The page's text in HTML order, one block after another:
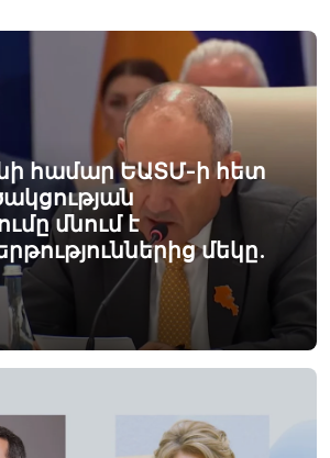
համար ԵԱՏՄ-ի հետ
մնում է
մեկը.